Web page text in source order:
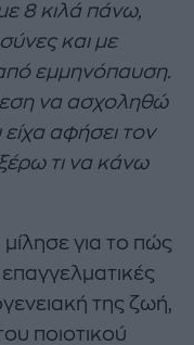
8 κιλά πάνω,
και με
εμμηνόπαυση.
να ασχοληθώ
αφήσει τον
τι να κάνω
για το πώς
της ζωή,
ποιοτικού